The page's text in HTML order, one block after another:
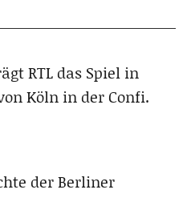
RTL das Spiel in
Köln in der Confi.
der Berliner